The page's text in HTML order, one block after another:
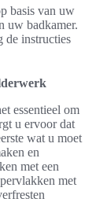
basis van uw
uw badkamer.
de instructies
essentieel om
u ervoor dat
wat u moet
en
met een
met